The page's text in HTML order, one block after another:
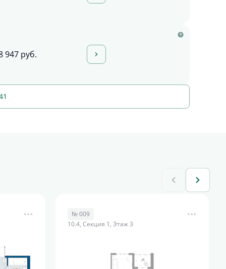
947 руб.
№ 009
10.4, Секция 1, Этаж 3